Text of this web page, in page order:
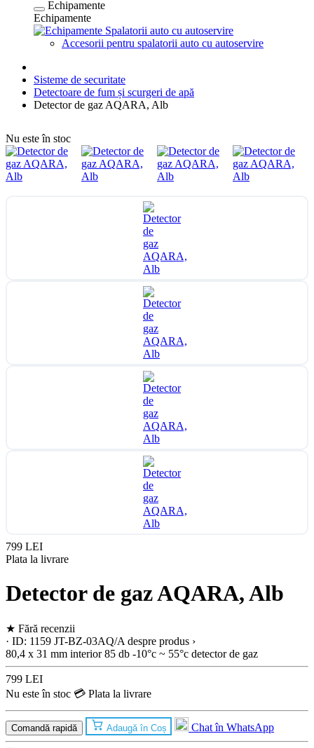
Echipamente
Echipamente
Spalatorii auto cu autoservire
Accesorii pentru spalatorii auto cu autoservire
Sisteme de securitate
Detectoare de fum și scurgeri de apă
Detector de gaz AQARA, Alb
Nu este în stoc
799 LEI
Plata la livrare
Detector de gaz AQARA, Alb
★ Fără recenzii
· ID: 1159 JT-BZ-03AQ/A despre produs ›
80,4 x 31 mm interior 85 db -10°c ~ 55°c detector de gaz
799 LEI
Nu este în stoc 💳 Plata la livrare
Comandă rapidă Adaugă în Coș Chat în WhatsApp